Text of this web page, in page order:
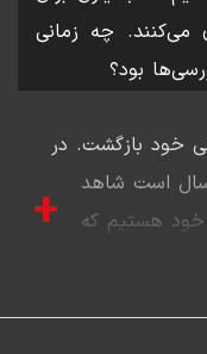
چه زمانی
بود؟
به اوج قبلی خود بازگشت. در
است شاهد
هستیم که
+